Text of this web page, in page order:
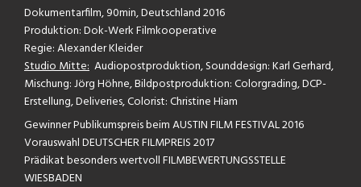
Dokumentarfilm, 90min, Deutschland 2016
Produktion: Dok-Werk Filmkooperative
Regie: Alexander Kleider
Studio Mitte: Audiopostproduktion, Sounddesign: Karl Gerhard,
Mischung: Jörg Höhne, Bildpostproduktion: Colorgrading, DCP-
Erstellung, Deliveries, Colorist: Christine Hiam
Gewinner Publikumspreis beim AUSTIN FILM FESTIVAL 2016
Vorauswahl DEUTSCHER FILMPREIS 2017
Prädikat besonders wertvoll FILMBEWERTUNGSSTELLE
WIESBADEN